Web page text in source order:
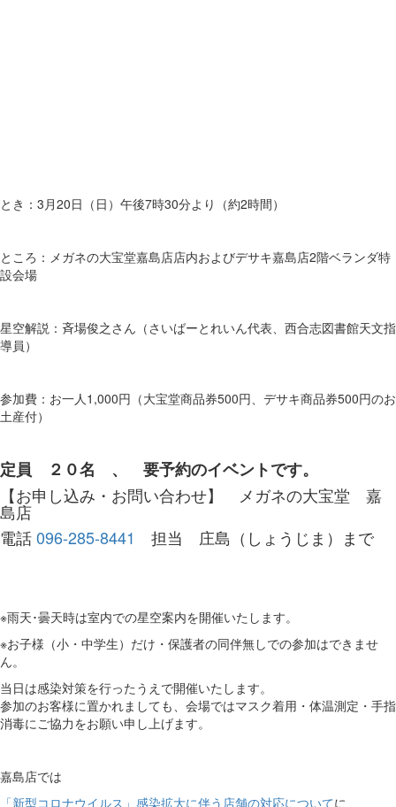
とき：3月20日（日）午後7時30分より（約2時間）
ところ：メガネの大宝堂嘉島店店内およびデサキ嘉島店2階ベランダ特
設会場
星空解説：斉場俊之さん（さいばーとれいん代表、西合志図書館天文指
導員）
参加費：お一人1,000円（大宝堂商品券500円、デサキ商品券500円のお
土産付）
定員 ２０名 、 要予約のイベントです。
【お申し込み・お問い合わせ】 メガネの大宝堂 嘉
島店
電話096-285-8441 担当 庄島（しょうじま）まで
※雨天･曇天時は室内での星空案内を開催いたします。
※お子様（小・中学生）だけ・保護者の同伴無しでの参加はできませ
ん。
当日は感染対策を行ったうえで開催いたします。
参加のお客様に置かれましても、会場ではマスク着用・体温測定・手指
消毒にご協力をお願い申し上げます。
嘉島店では
「新型コロナウイルス」感染拡大に伴う店舗の対応についてに